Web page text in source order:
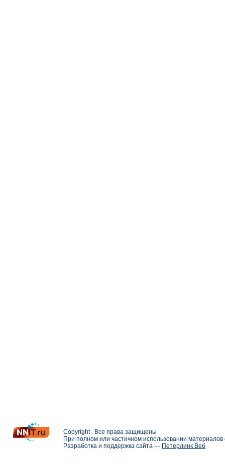
Copyright . Все права защищены
При полном или частичном использовании
Разработка и поддержка сайта — Петерлинк Веб